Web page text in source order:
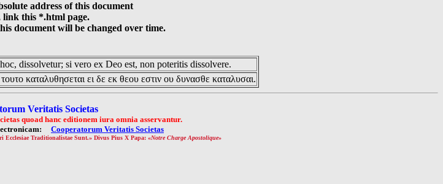
address of this document
link this *.html page.
document will be changed over time.
dissolvetur; si vero ex Deo est, non poteritis dissolvere.
καταλυθησεται ει δε εκ θεου εστιν ου δυνασθε καταλυσαι.
Veritatis Societas
quoad hanc editionem iura omnia asservantur.
Cooperatorum Veritatis Societas
Ecclesiae Traditionalistae Sunt.» Divus Pius X Papa: «Notre Charge Apostolique»